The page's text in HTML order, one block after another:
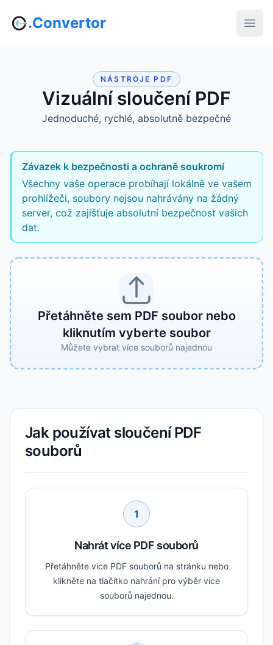
.Convertor
NÁSTROJE PDF
Vizuální sloučení PDF
Jednoduché, rychlé, absolutně bezpečné
Závazek k bezpečnosti a ochraně soukromí
Všechny vaše operace probíhají lokálně ve vašem
prohlížeči, soubory nejsou nahrávány na žádný
server, což zajišťuje absolutní bezpečnost vašich
dat.
Přetáhněte sem PDF soubor nebo
kliknutím vyberte soubor
Můžete vybrat více souborů najednou
Jak používat sloučení PDF
souborů
1
Nahrát více PDF souborů
Přetáhněte více PDF souborů na stránku nebo
klikněte na tlačítko nahrání pro výběr více
souborů najednou.